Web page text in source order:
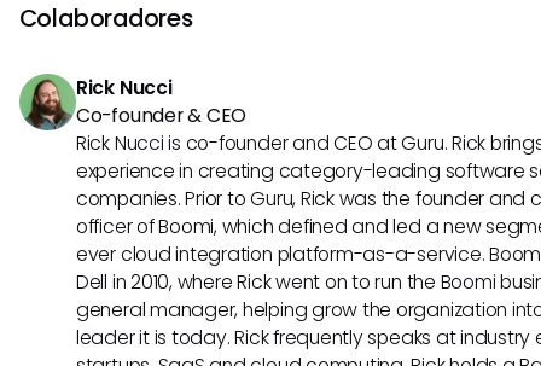
Freshdesk podrían incluir soluciones avanzadas de
intercambio de datos en tiempo real con otros sistemas
mejorar significativamente la experiencia de servicio al
Colaboradores
Rick Nucci
Co-founder & CEO
Rick Nucci is co-founder and CEO at Guru. Rick
experience in creating category-leading software
companies. Prior to Guru, Rick was the founder and
officer of Boomi, which defined and led a new
ever cloud integration platform-as-a-service.
Dell in 2010, where Rick went on to run the Boomi
general manager, helping grow the organization
leader it is today. Rick frequently speaks at